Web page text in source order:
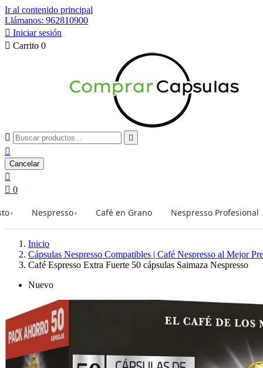
Ir al contenido principal
Llámanos: 962810900
 Iniciar sesión
 Carrito 0
 

Cancelar

 0
› Nespresso› Café en Grano Nespresso Profesional
Inicio
Cápsulas Nespresso Compatibles | Café Nespresso al Mejor
Café Espresso Extra Fuerte 50 cápsulas Saimaza Nespresso
Nuevo